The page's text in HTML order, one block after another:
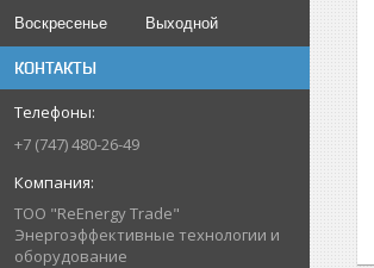
Воскресенье
Выходной
КОНТАКТЫ
+7 (747) 480-26-49
ТОО "ReEnergy Trade"
Энергоэффективные технологии и
оборудование